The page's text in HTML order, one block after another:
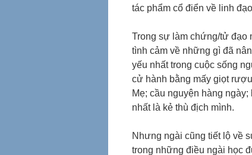
tác phẩm cổ điển về linh
Trong sự làm chứng/tử đạo
tình cảm về những gì đã
yếu nhất trong cuộc sống
cử hành bằng mấy giọt
Mẹ; cầu nguyện hàng
nhất là kẻ thù địch mình.
Nhưng ngài cũng tiết lộ về
trong những điều ngài học